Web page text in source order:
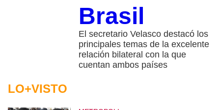
Brasil
El secretario Velasco destacó los
principales temas de la excelente
relación bilateral con la que
cuentan ambos países
LO+VISTO